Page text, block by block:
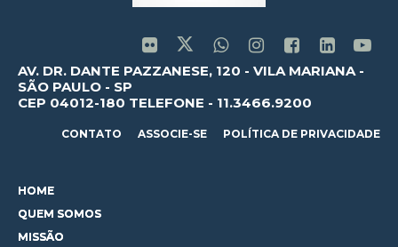
AV. DR. DANTE PAZZANESE, 120 - VILA MARIANA -
SÃO PAULO - SP
CEP 04012-180 TELEFONE - 11.3466.9200
CONTATO ASSOCIE-SE POLÍTICA DE PRIVACIDADE
HOME
QUEM SOMOS
MISSÃO